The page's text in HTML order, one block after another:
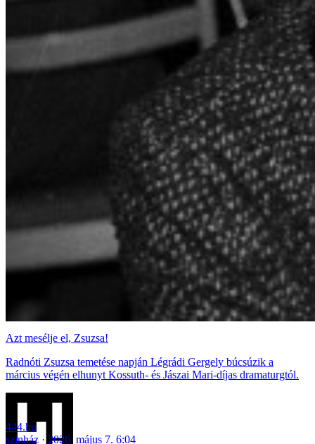
Azt mesélje el, Zsuzsa!
Radnóti Zsuzsa temetése napján Légrádi Gergely búcsúzik a
március végén elhunyt Kossuth- és Jászai Mari-díjas dramaturgtól.
444.hu
színház
2026. május 7. 6:04